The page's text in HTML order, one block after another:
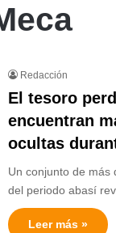
Redacción
El tesoro
encuentran
ocultas
Un conjunto de más
del periodo abasí
Leer más »